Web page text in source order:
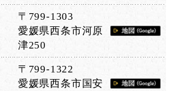
〒799-1303
愛媛県西条市河原
津250
〒799-1322
愛媛県西条市国安